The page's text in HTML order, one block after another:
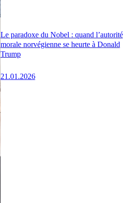
Le paradoxe du Nobel : quand l’autorité
morale norvégienne se heurte à Donald
Trump
21.01.2026